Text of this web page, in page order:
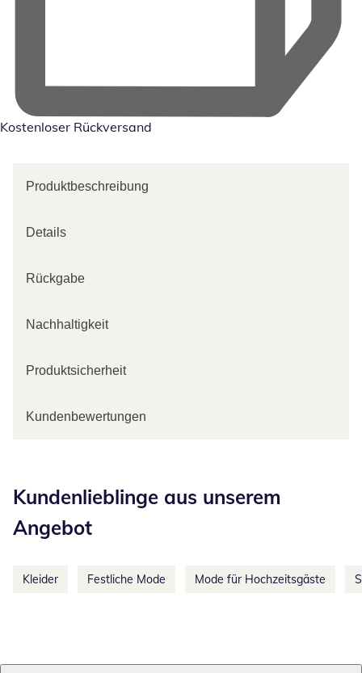
Kostenloser Rückversand
Produktbeschreibung
Details
Rückgabe
Nachhaltigkeit
Produktsicherheit
Kundenbewertungen
Kundenlieblinge aus unserem
Angebot
Kleider Festliche Mode Mode für Hochzeitsgäste